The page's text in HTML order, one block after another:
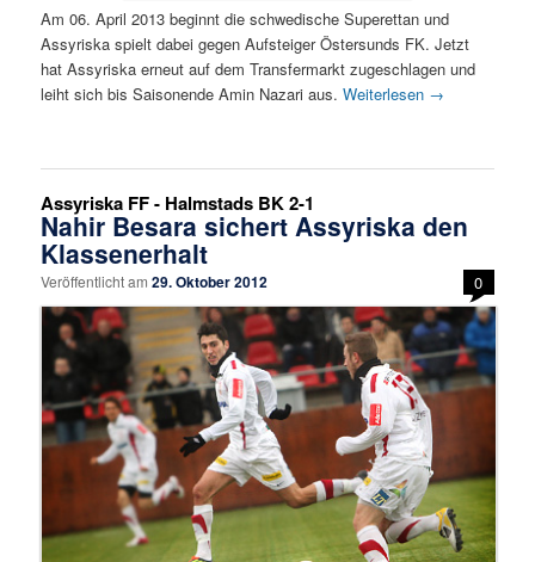
Am 06. April 2013 beginnt die schwedische Superettan und
Assyriska spielt dabei gegen Aufsteiger Östersunds FK. Jetzt
hat Assyriska erneut auf dem Transfermarkt zugeschlagen und
leiht sich bis Saisonende Amin Nazari aus.Weiterlesen →
Assyriska FF - Halmstads BK 2-1
Nahir Besara sichert Assyriska den
Klassenerhalt
Veröffentlicht am29. Oktober 2012 0